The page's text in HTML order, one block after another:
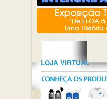
LOJA VIRTUAL